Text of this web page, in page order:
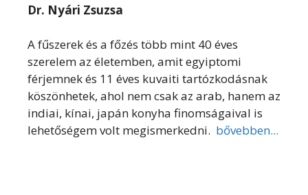
Dr. Nyári Zsuzsa
A fűszerek és a főzés több mint 40 éves
szerelem az életemben, amit egyiptomi
férjemnek és 11 éves kuvaiti tartózkodásnak
köszönhetek, ahol nem csak az arab, hanem az
indiai, kínai, japán konyha finomságaival is
lehetőségem volt megismerkedni. bővebben...